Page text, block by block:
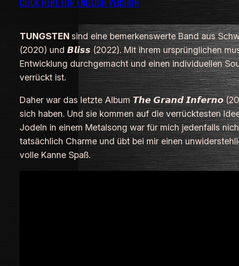
TUNGSTEN sind eine bemerkenswerte Band aus
(2020) und 𝘽𝙡𝙞𝙨𝙨 (2022). Mit ihrem ursprünglichen
Entwicklung durchgemacht und einen individuellen
verrückt ist.
Daher war das letzte Album 𝙏𝙝𝙚 𝙂𝙧𝙖𝙣𝙙 𝙄𝙣𝙛𝙚𝙧𝙣𝙤
sich haben. Und sie kommen auf die verrücktesten
Jodeln in einem Metalsong war für mich jedenfalls
tatsächlich Charme und übt bei mir einen
volle Kanne Spaß.